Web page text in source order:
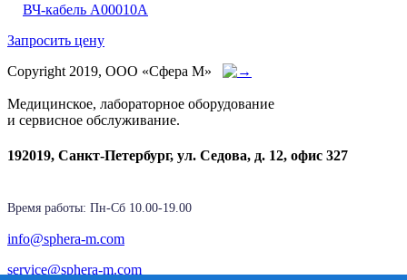
ВЧ-кабель A00010A
Запросить цену
Copyright 2019, ООО «Сфера М»
Медицинское, лабораторное оборудование
и сервисное обслуживание.
192019, Санкт-Петербург, ул. Седова, д. 12, офис 327
Время работы: Пн-Cб 10.00-19.00
info@sphera-m.com
service@sphera-m.com